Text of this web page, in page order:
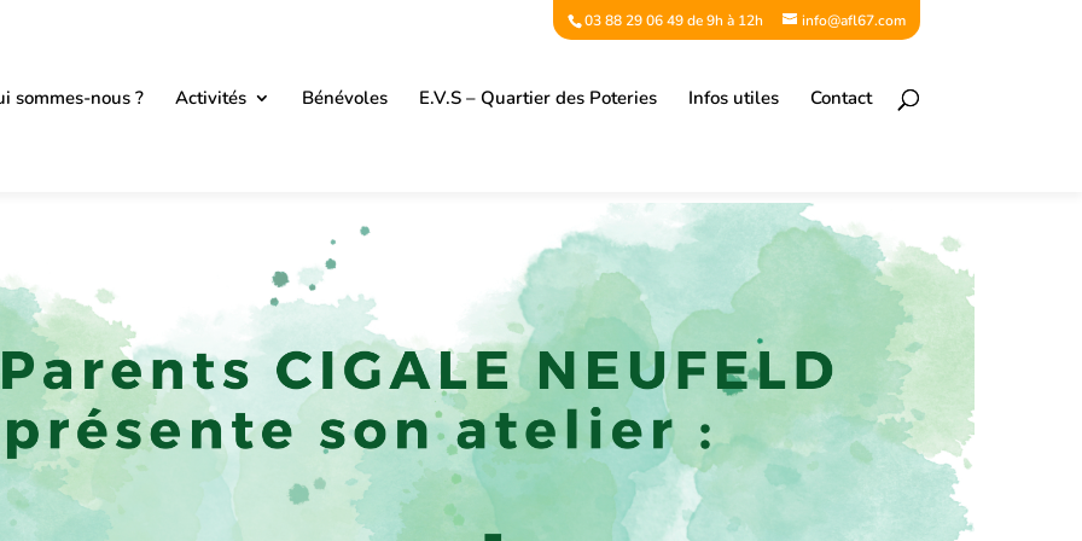
03 88 29 06 49 de 9h à 12h info@afl67.com
sommes-nous ? Activités Bénévoles E.V.S – Quartier des Poteries Infos utiles Contact